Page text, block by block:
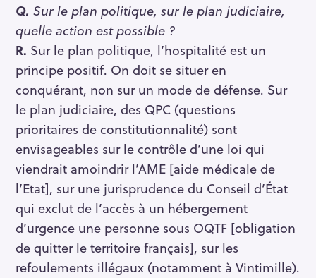
Q. Sur le plan politique, sur le plan judiciaire,
quelle action est possible ?
R. Sur le plan politique, l’hospitalité est un
principe positif. On doit se situer en
conquérant, non sur un mode de défense. Sur
le plan judiciaire, des QPC (questions
prioritaires de constitutionnalité) sont
envisageables sur le contrôle d’une loi qui
viendrait amoindrir l’AME [aide médicale de
l’Etat], sur une jurisprudence du Conseil d’État
qui exclut de l’accès à un hébergement
d’urgence une personne sous OQTF [obligation
de quitter le territoire français], sur les
refoulements illégaux (notamment à Vintimille).